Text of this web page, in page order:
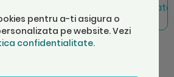
Calitatea
pentru a-ti asigura o
pe website. Vezi
confidentialitate.